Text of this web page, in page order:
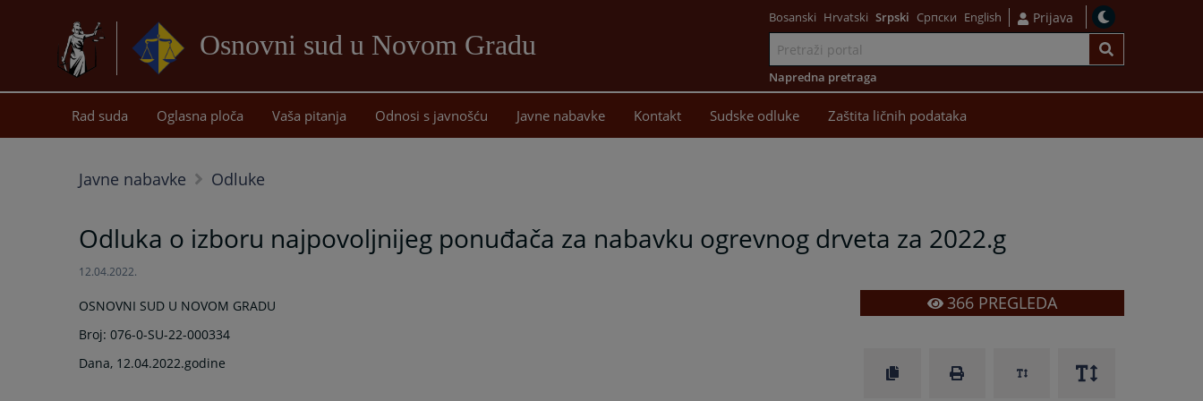
Osnovni sud u Novom Gradu
sadržaj
Bosanski Hrvatski Srpski Српски English Prijava
Napredna pretraga
Rad suda Oglasna ploča Vaša pitanja Odnosi s javnošću Javne nabavke Kontakt Sudske odluke Zaštita ličnih podataka
Javne nabavke Odluke
Odluka o izboru najpovoljnijeg ponuđača za nabavku ogrevnog drveta za 2022.g
12.04.2022.
OSNOVNI SUD U NOVOM GRADU
Broj: 076-0-SU-22-000334
Dana, 12.04.2022.godine
366PREGLEDA